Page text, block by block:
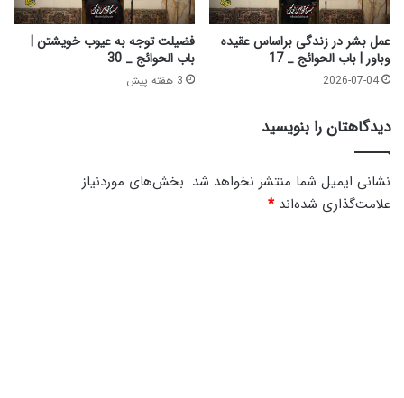
ر
م
1
4
عمل بشر در زندگی براساس عقیده
وباور | باب الحوائج _ 17
2026-07-04
فضیلت توجه به عیوب خویشتن |
باب الحوائج _ 30
3 هفته پیش
دیدگاهتان را بنویسید
نشانی ایمیل شما منتشر نخواهد شد. بخش‌های موردنیاز
علامت‌گذاری شده‌اند*